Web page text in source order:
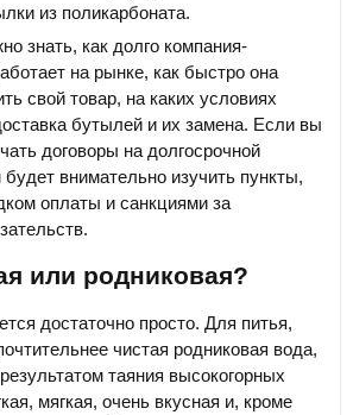
из поликарбоната.
знать, как долго компания-
на рынке, как быстро она
свой товар, на каких условиях
бутылей и их замена. Если вы
договоры на долгосрочной
внимательно изучить пункты,
оплаты и санкциями за
или родниковая?
достаточно просто. Для питья,
чистая родниковая вода,
таяния высокогорных
мягкая, очень вкусная и, кроме